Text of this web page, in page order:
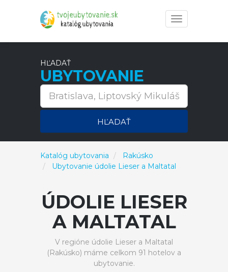
Toggle
navigation
HĽADAŤ
UBYTOVANIE
HĽADAŤ
Katalóg ubytovania
Rakúsko
Ubytovanie údolie Lieser a Maltatal
ÚDOLIE LIESER
A MALTATAL
V regióne údolie Lieser a Maltatal
(Rakúsko) máme celkom 91 hotelov a
ubytovanie.